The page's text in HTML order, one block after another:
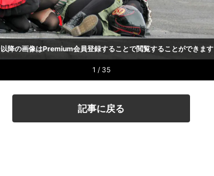
以降の画像はPremium会員登録することで閲覧することができます
1 / 35
記事に戻る